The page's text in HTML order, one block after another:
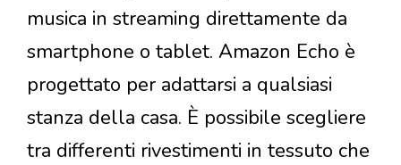
musica in streaming direttamente da
smartphone o tablet. Amazon Echo è
progettato per adattarsi a qualsiasi
stanza della casa. È possibile scegliere
tra differenti rivestimenti in tessuto che